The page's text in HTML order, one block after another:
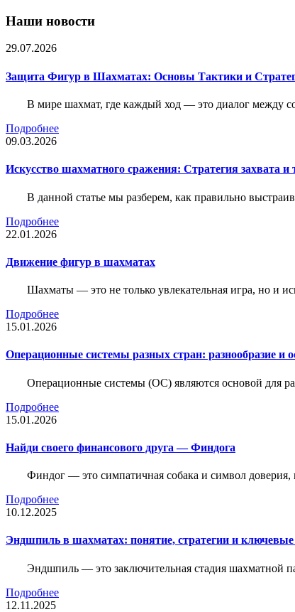
Наши новости
29.07.2026
Защита Фигур в Шахматах: Основы Тактики и
В мире шахмат, где каждый ход — это диалог между
Подробнее
09.03.2026
Искусство шахматного сражения: Стратегия захвата и
В данной статье мы разберем, как правильно
Подробнее
22.01.2026
Движение фигур в шахматах
Шахматы — это не только увлекательная игра, но и
Подробнее
15.01.2026
Операционные системы разных стран: разнообразие и
Операционные системы (ОС) являются основой для
Подробнее
15.01.2026
Найди своего финансового друга — Финдога
Финдог — это симпатичная собака и символ доверия,
Подробнее
10.12.2025
Эндшпиль в шахматах: понятие, стратегии и
Эндшпиль — это заключительная стадия шахматной
Подробнее
12.11.2025